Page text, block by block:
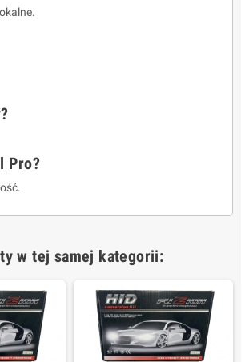
Pro?
w tej samej kategorii: